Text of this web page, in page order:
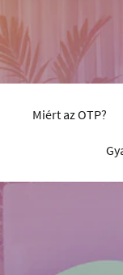
Miért az OTP?